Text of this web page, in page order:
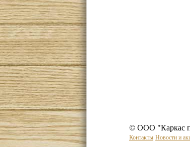
© ООО "Каркас
Контакты Новости и